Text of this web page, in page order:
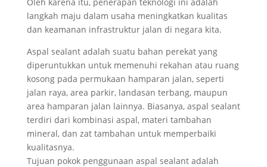
langkah maju dalam usaha meningkatkan kualitas
dan keamanan infrastruktur jalan di negara kita.
Aspal sealant adalah suatu bahan perekat yang
diperuntukkan untuk memenuhi rekahan atau ruang
kosong pada permukaan hamparan jalan, seperti
jalan raya, area parkir, landasan terbang, maupun
area hamparan jalan lainnya. Biasanya, aspal sealant
terdiri dari kombinasi aspal, materi tambahan
mineral, dan zat tambahan untuk memperbaiki
kualitasnya.
Tujuan pokok penggunaan aspal sealant adalah